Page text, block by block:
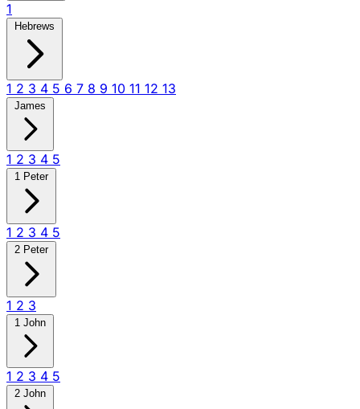
1
Hebrews
1 2 3 4 5 6 7 8 9 10 11 12 13
James
1 2 3 4 5
1 Peter
1 2 3 4 5
2 Peter
1 2 3
1 John
1 2 3 4 5
2 John